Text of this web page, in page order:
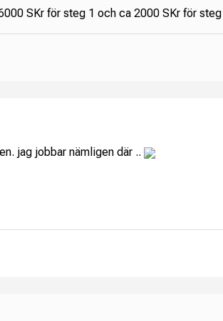
SKr för steg 1 och ca 2000 SKr för steg
jag jobbar nämligen där ..